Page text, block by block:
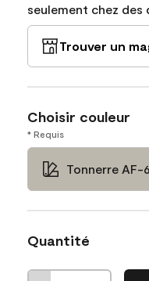
seulement chez
Trouver un
Choisir couleur
* Requis
Tonnerre AF-
Quantité